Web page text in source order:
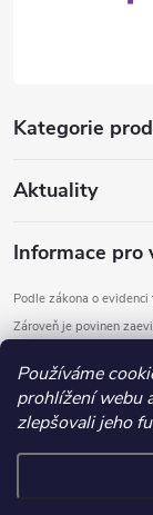
Používáme
prohlížení webu
zlepšovali jeho
Kategorie
Aktuality
Informace pro
Podle zákona o
Zároveň je povinen
Copyright 2026